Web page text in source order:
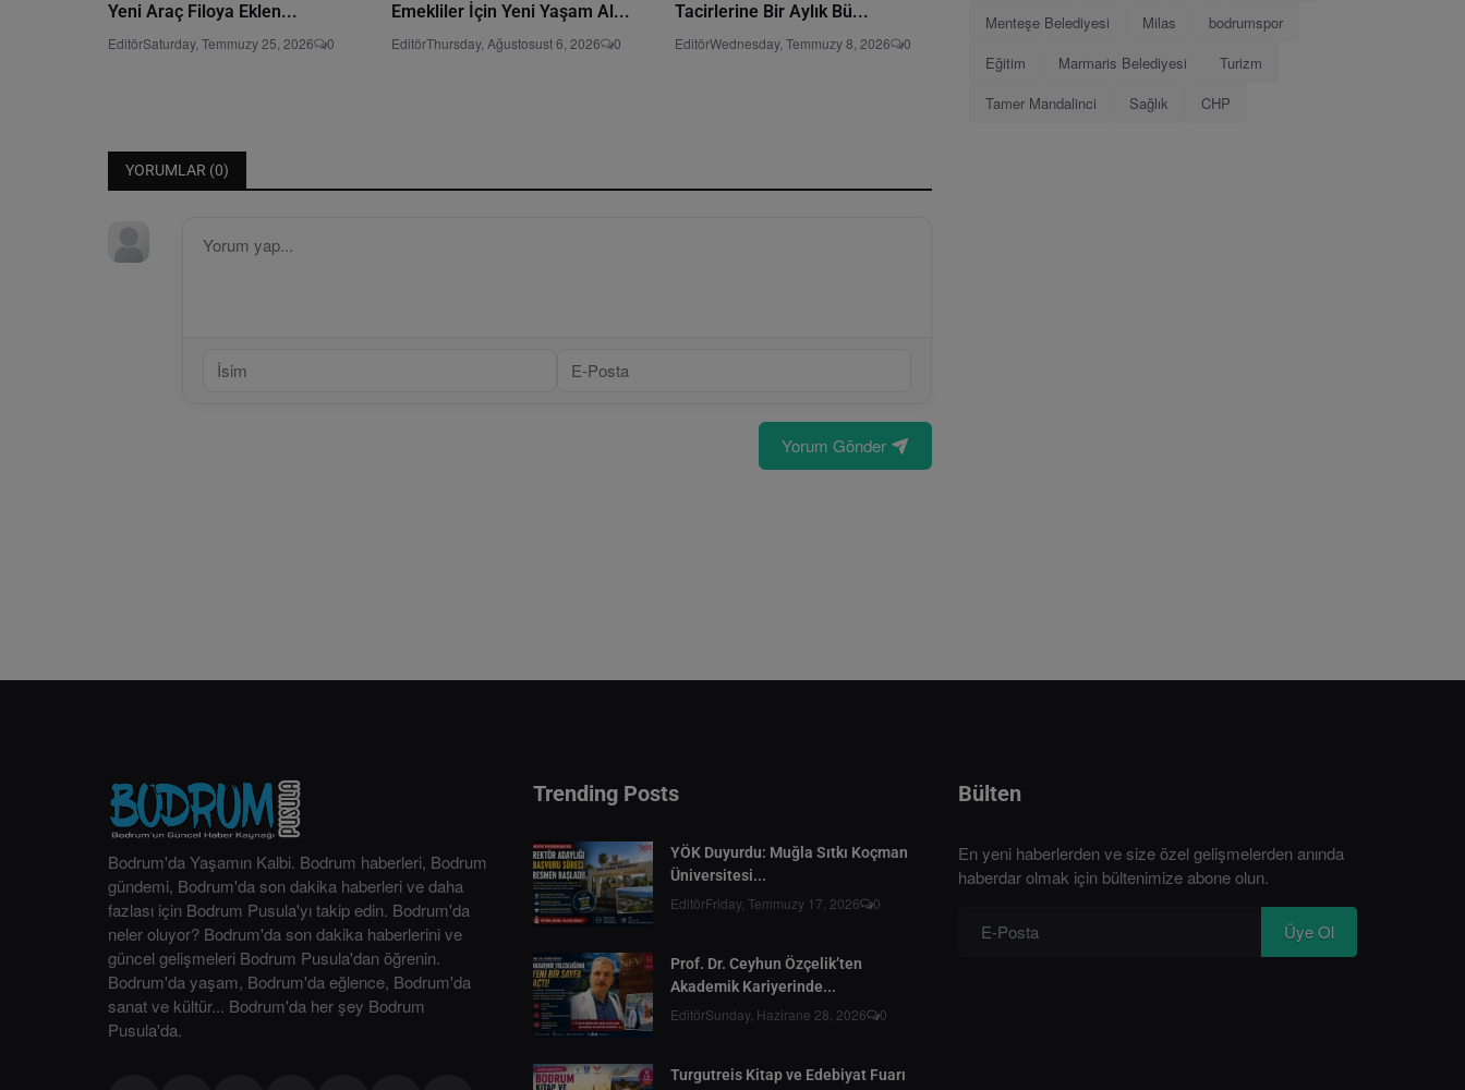
Yeni Araç Filoya Eklen...
EditörSaturday, Temmuzy 25, 2026 0
Emekliler İçin Yeni Yaşam Al...
EditörThursday, Ağustosust 6, 2026 0
Tacirlerine Bir Aylık Bü...
EditörWednesday, Temmuzy 8, 2026 0
YORUMLAR (0)
Yorum Gönder
Menteşe Belediyesi
Milas
bodrumspor
Eğitim
Marmaris Belediyesi
Turizm
Tamer Mandalinci
Sağlık CHP
Bodrum'da Yaşamın Kalbi. Bodrum haberleri, Bodrum
gündemi, Bodrum'da son dakika haberleri ve daha
fazlası için Bodrum Pusula'yı takip edin. Bodrum'da
neler oluyor? Bodrum'da son dakika haberlerini ve
güncel gelişmeleri Bodrum Pusula'dan öğrenin.
Bodrum'da yaşam, Bodrum'da eğlence, Bodrum'da
sanat ve kültür... Bodrum'da her şey Bodrum
Pusula'da.
Trending Posts
YÖK Duyurdu: Muğla Sıtkı Koçman
Üniversitesi...
EditörFriday, Temmuzy 17, 2026 0
Prof. Dr. Ceyhun Özçelik’ten
Akademik Kariyerinde...
EditörSunday, Hazirane 28, 2026 0
Turgutreis Kitap ve Edebiyat Fuarı
Bülten
En yeni haberlerden ve size özel gelişmelerden anında
haberdar olmak için bültenimize abone olun.
Üye Ol